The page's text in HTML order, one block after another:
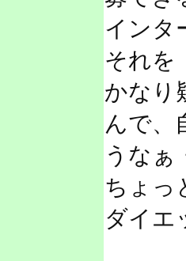
インタ
それを
かなり
んで、
うなぁ
ちょっ
ダイエ